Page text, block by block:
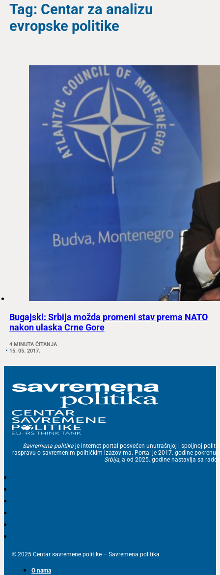
Tag: Centar za analizu
evropske politike
Bugajski: Srbija možda promeni stav prema NATO
nakon ulaska Crne Gore
4 MINUTA ČITANJA
15. 05. 2017.
Savremena politika je internet portal posvećen unutrašnjoj i spoljnoj
raspravu o savremenim političkim izazovima. Portal je 2017. godine
Srbija, a od 2025. godine nastavlja sa
© 2025 Centar savremene politike – Savremena politika
O nama